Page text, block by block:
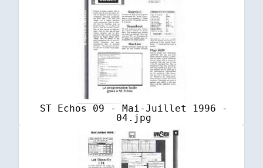
ST Echos 09 - Mai-Juillet 1996 -
04.jpg